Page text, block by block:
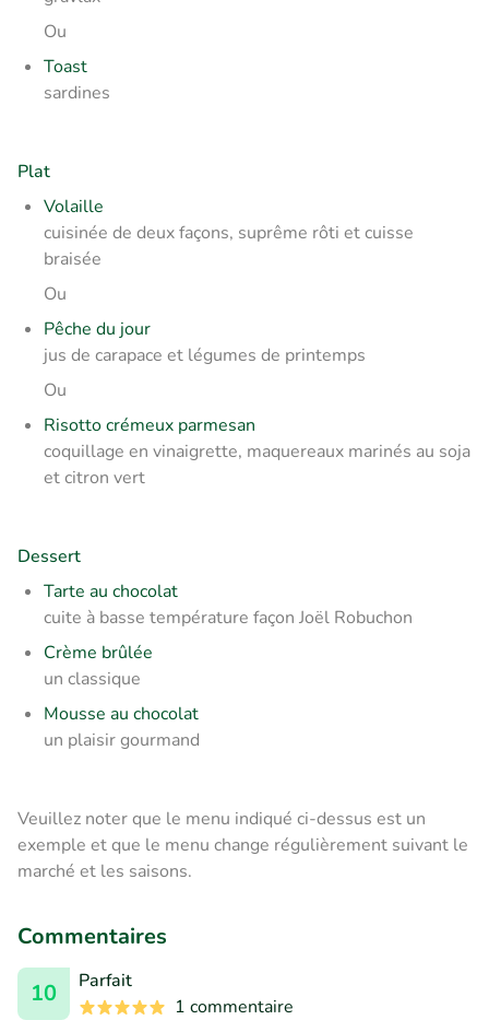
Ou
Toast
sardines
Plat
Volaille
cuisinée de deux façons, suprême rôti et cuisse
braisée
Ou
Pêche du jour
jus de carapace et légumes de printemps
Ou
Risotto crémeux parmesan
coquillage en vinaigrette, maquereaux marinés au soja
et citron vert
Dessert
Tarte au chocolat
cuite à basse température façon Joël Robuchon
Crème brûlée
un classique
Mousse au chocolat
un plaisir gourmand
Veuillez noter que le menu indiqué ci-dessus est un
exemple et que le menu change régulièrement suivant le
marché et les saisons.
Commentaires
10
Parfait
1 commentaire